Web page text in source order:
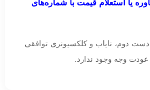
یا استعلام قیمت با شماره‌های
دوم، نایاب و کلکسیونری توافقی
وجه وجود ندارد.